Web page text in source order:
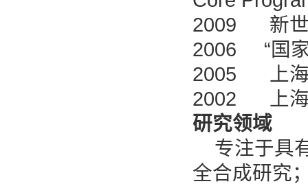
2009 新世
2006 “国家
2005 上海
2002 上海
研究领域
专注于具
全合成研究